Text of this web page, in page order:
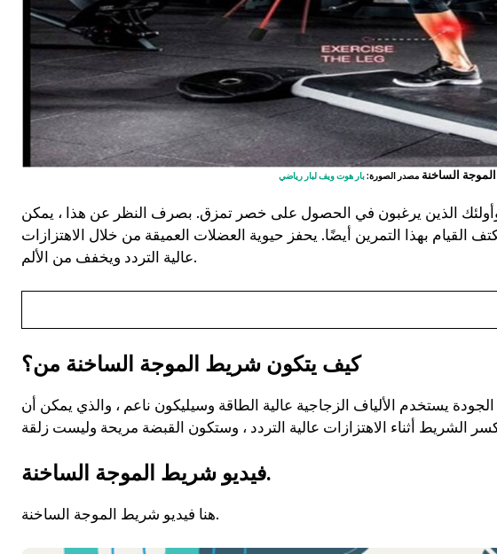
الساخنةمصدر الصورة:بار هوت ويف لبار رياضي
وأولئك الذين يرغبون في الحصول على خصر تمزق. بصرف النظر عن هذا ، يمكن
القيام بهذا التمرين أيضًا. يحفز حيوية العضلات العميقة من خلال الاهتزازات
عالية التردد ويخفف من الألم.
كيف يتكون شريط الموجة الساخنة من؟
يستخدم الألياف الزجاجية عالية الطاقة وسيليكون ناعم ، والذي يمكن أن
فيديو شريط الموجة الساخنة.
هنا فيديو شريط الموجة الساخنة.